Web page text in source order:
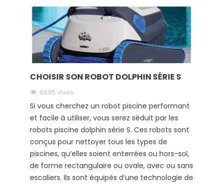
CHOISIR SON ROBOT DOLPHIN SÉRIE S
6695 Vues
Si vous cherchez un robot piscine performant
et facile à utiliser, vous serez séduit par les
robots piscine dolphin série S. Ces robots sont
conçus pour nettoyer tous les types de
piscines, qu’elles soient enterrées ou hors-sol,
de forme rectangulaire ou ovale, avec ou sans
escaliers. Ils sont équipés d’une technologie de